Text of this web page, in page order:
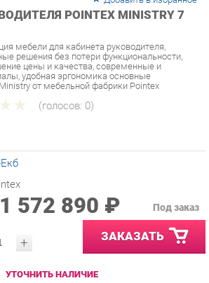
мебели для кабинета руководителя,
цены и качества, современные и
удобная эргономика основные
от мебельной фабрики Pointex
(голосов:0)
572 890 ₽
ЗАКАЗАТЬ
УТОЧНИТЬ НАЛИЧИЕ
ЗАМЕРЩИКА